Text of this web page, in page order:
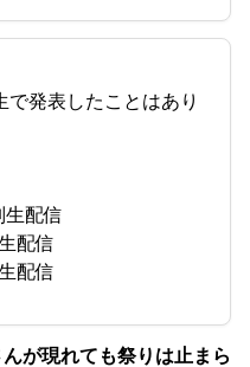
発表したことはあり
配信
配信
配信
が現れても祭りは止まら